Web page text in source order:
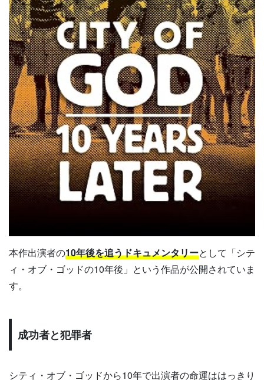
本作出演者の10年後を追うドキュメンタリーとして「シテ
ィ・オブ・ゴッドの10年後」という作品が公開されていま
す。
成功者と犯罪者
シティ・オブ・ゴッドから10年で出演者の命運ははっきり